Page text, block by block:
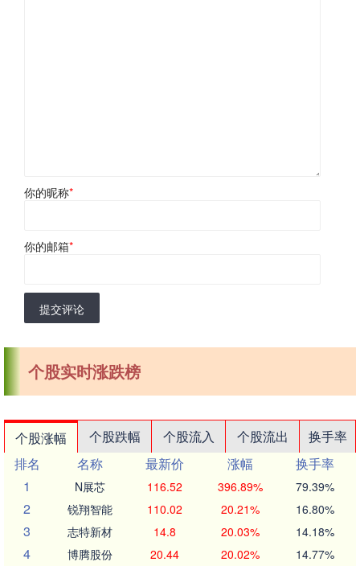
你的昵称*
你的邮箱*
提交评论
个股实时涨跌榜
个股涨幅 个股跌幅 个股流入 个股流出
换手率
排名
名称 最新价 涨幅
换手率
1
N展芯 116.52 396.89% 79.39%
2 锐翔智能 110.02 20.21% 16.80%
3 志特新材 14.8 20.03% 14.18%
4 博腾股份 20.44 20.02% 14.77%